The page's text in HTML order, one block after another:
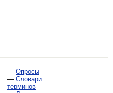
— Опросы
— Словари
терминов